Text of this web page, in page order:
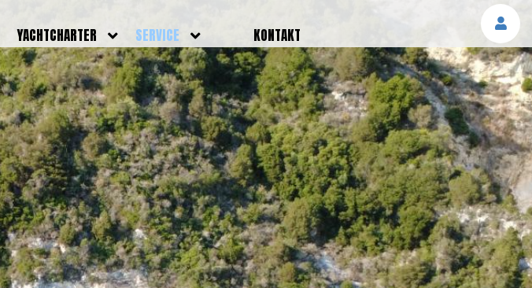
YACHTCHARTER
EIGENE YACHTEN
BELEGUNGSPLAN EIGENE
YACHTEN
WELTWEITE
YACHTCHARTER
REVIERINFOS
FAQ
SERVICE
LEISTUNGEN
TEAM
VIDEOS
NEWSLETTER
BLOG
ERFOLGSMELDUNGEN
KONTAKT